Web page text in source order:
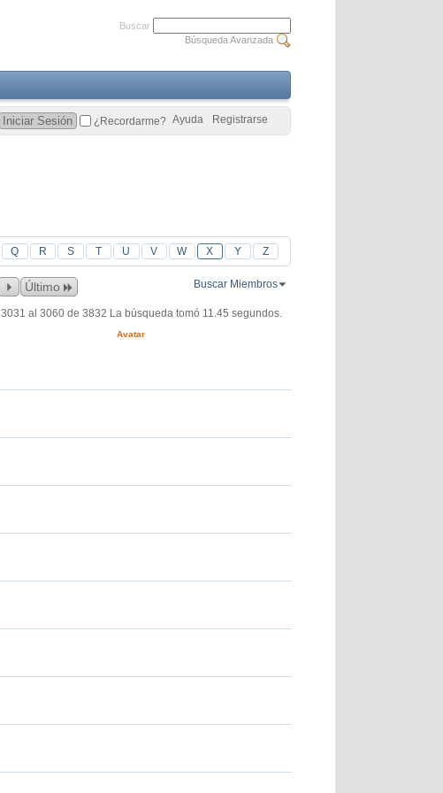
Q R S T U V W X Y Z
Último Buscar Miembros
al 3060 de 3832 La búsqueda tomó 11.45 segundos.
Avatar
Buscar
Búsqueda Avanzada
Registrarse
Ayuda
¿Recordarme?